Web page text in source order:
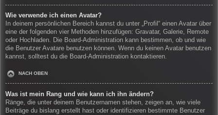
Wie verwende ich einen Avatar?
In deinem persönlichen Bereich kannst du unter „Profil“ einen Avatar über
eine der folgenden vier Methoden hinzufügen: Gravatar, Galerie, Remote
oder Hochladen. Die Board-Administration kann bestimmen, ob und wie
die Benutzer Avatare benutzen können. Wenn du keinen Avatar benutzen
kannst, solltest du die Board-Administration kontaktieren.
NACH OBEN
Was ist mein Rang und wie kann ich ihn ändern?
Ränge, die unter deinem Benutzernamen stehen, zeigen an, wie viele
Beiträge du bislang erstellt hast oder identifizieren bestimmte Benutzer